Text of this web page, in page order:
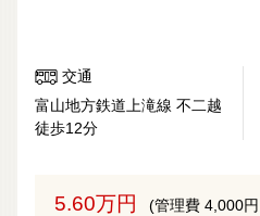
交通
富山地方鉄道上滝線 不二越
徒歩12分
5.60万円 (管理費 4,000